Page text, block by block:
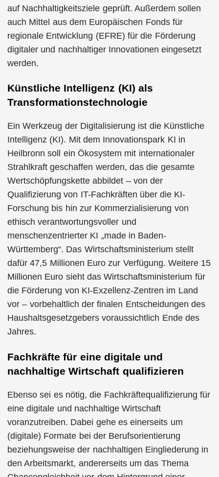
auf Nachhaltigkeitsziele geprüft. Außerdem sollen
auch Mittel aus dem Europäischen Fonds für
regionale Entwicklung (EFRE) für die Förderung
digitaler und nachhaltiger Innovationen eingesetzt
werden.
Künstliche Intelligenz (KI) als
Transformationstechnologie
Ein Werkzeug der Digitalisierung ist die Künstliche
Intelligenz (KI). Mit dem Innovationspark KI in
Heilbronn soll ein Ökosystem mit internationaler
Strahlkraft geschaffen werden, das die gesamte
Wertschöpfungskette abbildet – von der
Qualifizierung von IT-Fachkräften über die KI-
Forschung bis hin zur Kommerzialisierung von
ethisch verantwortungsvoller und
menschenzentrierter KI „made in Baden-
Württemberg“. Das Wirtschaftsministerium stellt
dafür 47,5 Millionen Euro zur Verfügung. Weitere 15
Millionen Euro sieht das Wirtschaftsministerium für
die Förderung von KI-Exzellenz-Zentren im Land
vor – vorbehaltlich der finalen Entscheidungen des
Haushaltsgesetzgebers voraussichtlich Ende des
Jahres.
Fachkräfte für eine digitale und
nachhaltige Wirtschaft qualifizieren
Ebenso sei es nötig, die Fachkräftequalifizierung für
eine digitale und nachhaltige Wirtschaft
voranzutreiben. Dabei gehe es einerseits um
(digitale) Formate bei der Berufsorientierung
beziehungsweise der nachhaltigen Eingliederung in
den Arbeitsmarkt, andererseits um das Thema